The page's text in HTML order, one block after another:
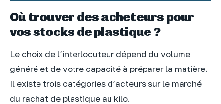
Où trouver des acheteurs pour
vos stocks de plastique ?
Le choix de l’interlocuteur dépend du volume
généré et de votre capacité à préparer la matière.
Il existe trois catégories d’acteurs sur le marché
du rachat de plastique au kilo.